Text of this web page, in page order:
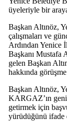
üyeleriyle bir
Başkan Altınöz,
çalışmaları ve
Ardından Yenice
Başkanı Mustafa
gelen Başkan
hakkında
Başkan Altınöz,
KARGAZ’ın
getirmek için
yürüdüğünü ifade